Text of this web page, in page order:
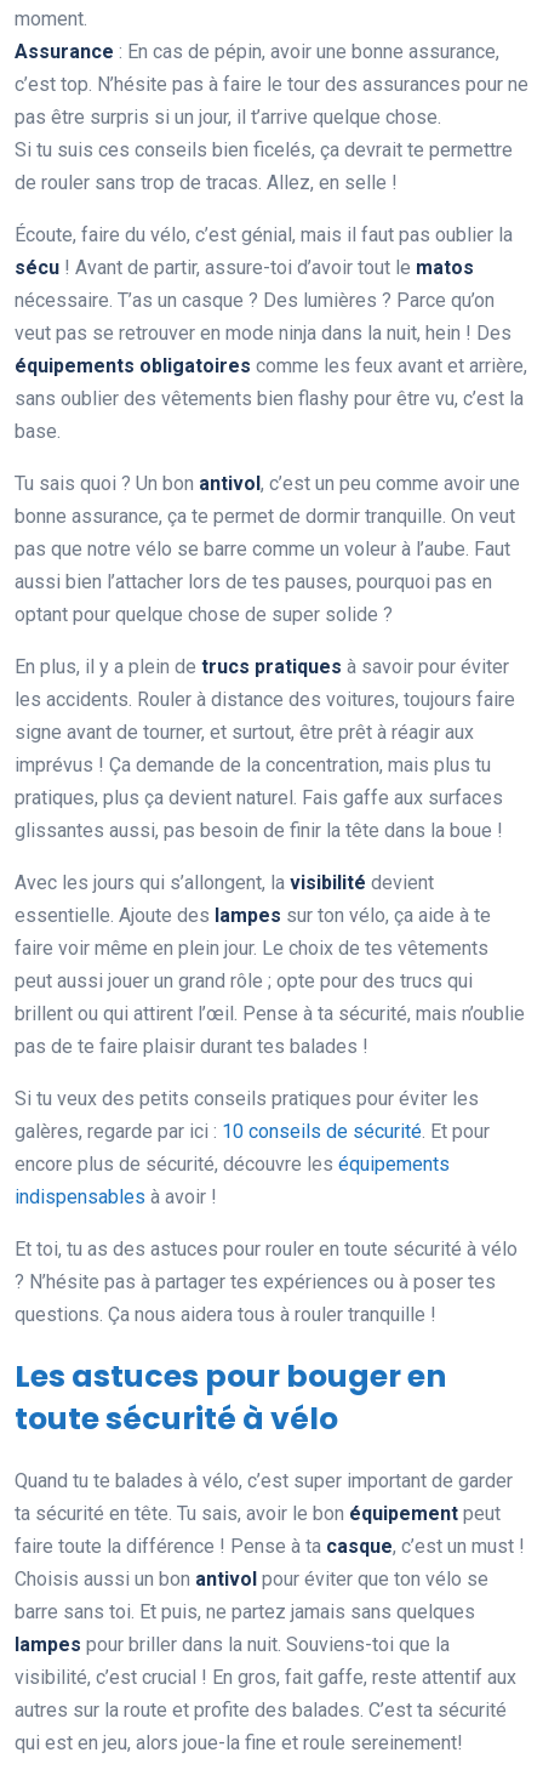
moment.
Assurance : En cas de pépin, avoir une bonne assurance,
c’est top. N’hésite pas à faire le tour des assurances pour ne
pas être surpris si un jour, il t’arrive quelque chose.
Si tu suis ces conseils bien ficelés, ça devrait te permettre
de rouler sans trop de tracas. Allez, en selle !
Écoute, faire du vélo, c’est génial, mais il faut pas oublier la
sécu ! Avant de partir, assure-toi d’avoir tout le matos
nécessaire. T’as un casque ? Des lumières ? Parce qu’on
veut pas se retrouver en mode ninja dans la nuit, hein ! Des
équipements obligatoires comme les feux avant et arrière,
sans oublier des vêtements bien flashy pour être vu, c’est la
base.
Tu sais quoi ? Un bon antivol , c’est un peu comme avoir une
bonne assurance, ça te permet de dormir tranquille. On veut
pas que notre vélo se barre comme un voleur à l’aube. Faut
aussi bien l’attacher lors de tes pauses, pourquoi pas en
optant pour quelque chose de super solide ?
En plus, il y a plein de trucs pratiques à savoir pour éviter
les accidents. Rouler à distance des voitures, toujours faire
signe avant de tourner, et surtout, être prêt à réagir aux
imprévus ! Ça demande de la concentration, mais plus tu
pratiques, plus ça devient naturel. Fais gaffe aux surfaces
glissantes aussi, pas besoin de finir la tête dans la boue !
Avec les jours qui s’allongent, la visibilité devient
essentielle. Ajoute des lampes sur ton vélo, ça aide à te
faire voir même en plein jour. Le choix de tes vêtements
peut aussi jouer un grand rôle ; opte pour des trucs qui
brillent ou qui attirent l’œil. Pense à ta sécurité, mais n’oublie
pas de te faire plaisir durant tes balades !
Si tu veux des petits conseils pratiques pour éviter les
galères, regarde par ici : 10 conseils de sécurité. Et pour
encore plus de sécurité, découvre les équipements
indispensables à avoir !
Et toi, tu as des astuces pour rouler en toute sécurité à vélo
? N’hésite pas à partager tes expériences ou à poser tes
questions. Ça nous aidera tous à rouler tranquille !
Les astuces pour bouger en
toute sécurité à vélo
Quand tu te balades à vélo, c’est super important de garder
ta sécurité en tête. Tu sais, avoir le bon équipement peut
faire toute la différence ! Pense à ta casque, c’est un must !
Choisis aussi un bon antivol pour éviter que ton vélo se
barre sans toi. Et puis, ne partez jamais sans quelques
lampes pour briller dans la nuit. Souviens-toi que la
visibilité, c’est crucial ! En gros, fait gaffe, reste attentif aux
autres sur la route et profite des balades. C’est ta sécurité
qui est en jeu, alors joue-la fine et roule sereinement!